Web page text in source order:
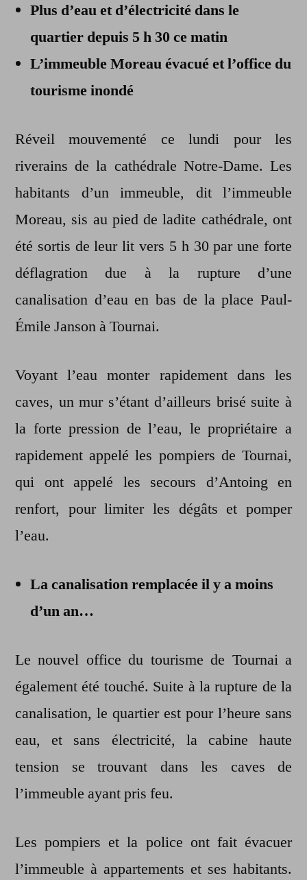
l’eau
Plus d’eau et d’électricité dans le
quartier depuis 5 h 30 ce matin
L’immeuble Moreau évacué et l’office du
tourisme inondé
Réveil mouvementé ce lundi pour les
riverains de la cathédrale Notre-Dame. Les
habitants d’un immeuble, dit l’immeuble
Moreau, sis au pied de ladite cathédrale, ont
été sortis de leur lit vers 5 h 30 par une forte
déflagration due à la rupture d’une
canalisation d’eau en bas de la place Paul-
Émile Janson à Tournai.
Voyant l’eau monter rapidement dans les
caves, un mur s’étant d’ailleurs brisé suite à
la forte pression de l’eau, le propriétaire a
rapidement appelé les pompiers de Tournai,
qui ont appelé les secours d’Antoing en
renfort, pour limiter les dégâts et pomper
l’eau.
La canalisation remplacée il y a moins
d’un an…
Le nouvel office du tourisme de Tournai a
également été touché. Suite à la rupture de la
canalisation, le quartier est pour l’heure sans
eau, et sans électricité, la cabine haute
tension se trouvant dans les caves de
l’immeuble ayant pris feu.
Les pompiers et la police ont fait évacuer
l’immeuble à appartements et ses habitants.